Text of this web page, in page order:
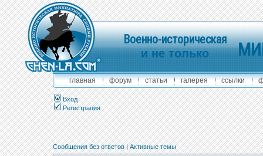
Военно-историческая
и не только
главная форум статьи галерея ссылки
Вход
Регистрация
Сообщения без ответов|Активные темы